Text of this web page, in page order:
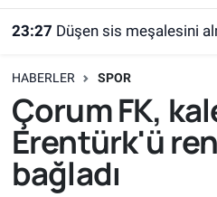
23:27 Düşen sis meşalesini almak
HABERLER SPOR
Çorum FK,
Erentürk'ü
bağladı
Süper Lig Puan Durumu
Tüm Manşetler
Son Dakika Haberleri